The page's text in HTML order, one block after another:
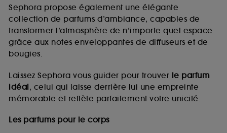
Sephora propose également une élégante
collection de parfums d’ambiance, capables de
transformer l’atmosphère de n’importe quel espace
grâce aux notes enveloppantes de diffuseurs et de
bougies.
Laissez Sephora vous guider pour trouver le parfum
idéal, celui qui laisse derrière lui une empreinte
mémorable et reflète parfaitement votre unicité.
Les parfums pour le corps
de vous plaire via des publicités, y compris sur des
sites tiers et sur les réseaux sociaux, sur la base
des pages que vous avez consultées, de votre
navigation, et de l'historique de vos interactions.
d’en améliorer la performance.
Cookies de sécurisation des paiements en ligne :
fraudes aux moyens de paiement et les
usurpations d’identité.